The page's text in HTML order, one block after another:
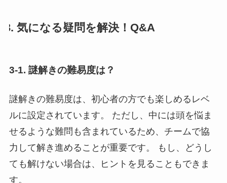
3. 気になる疑問を解決！Q&A
3-1. 謎解きの難易度は？
謎解きの難易度は、初心者の方でも楽しめるレベ
ルに設定されています。 ただし、中には頭を悩ま
せるような難問も含まれているため、チームで協
力して解き進めることが重要です。 もし、どうし
ても解けない場合は、ヒントを見ることもできま
す。